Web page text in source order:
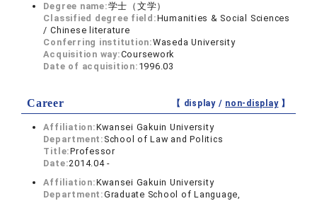
Degree name:学士（文学）
Classified degree field:Humanities & Social Sciences
/ Chinese literature
Conferring institution:Waseda University
Acquisition way:Coursework
Date of acquisition: 1996.03
Career 【 display / non-display】
Affiliation:Kwansei Gakuin University
Department: School of Law and Politics
Title:Professor
Date:2014.04 -
Affiliation:Kwansei Gakuin University
Department:Graduate School of Language,